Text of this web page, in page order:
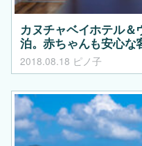
カヌチャベイホテル
泊。赤ちゃんも安心な
2018.08.18 ピノ子